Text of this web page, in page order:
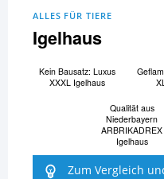
ALLES FÜR TIERE
Igelhaus
Kein Bausatz: Luxus
XXXL Igelhaus
Qualität aus
Niederbayern
ARBRIKADREX
Igelhaus
Zum Vergleich